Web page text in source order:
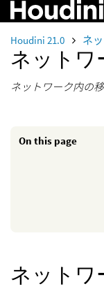
Houdini 21.0 ネ
ネットワ
ネットワーク内の
On this page
ネットワ